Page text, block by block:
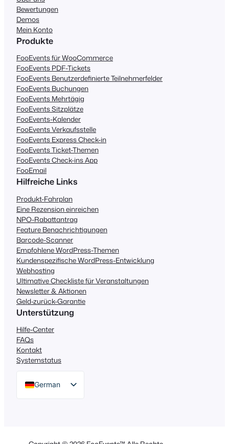
Bewertungen
Demos
Mein Konto
Produkte
FooEvents für WooCommerce
FooEvents PDF-Tickets
FooEvents Benutzerdefinierte Teilnehmerfelder
FooEvents Buchungen
FooEvents Mehrtägig
FooEvents Sitzplätze
FooEvents-Kalender
FooEvents Verkaufsstelle
FooEvents Express Check-in
FooEvents Ticket-Themen
FooEvents Check-ins App
FooEmail
Hilfreiche Links
Produkt-Fahrplan
Eine Rezension einreichen
NPO-Rabattantrag
Feature Benachrichtigungen
Barcode-Scanner
Empfohlene WordPress-Themen
Kundenspezifische WordPress-Entwicklung
Webhosting
Ultimative Checkliste für Veranstaltungen
Newsletter & Aktionen
Geld-zurück-Garantie
Unterstützung
Hilfe-Center
FAQs
Kontakt
Systemstatus
German